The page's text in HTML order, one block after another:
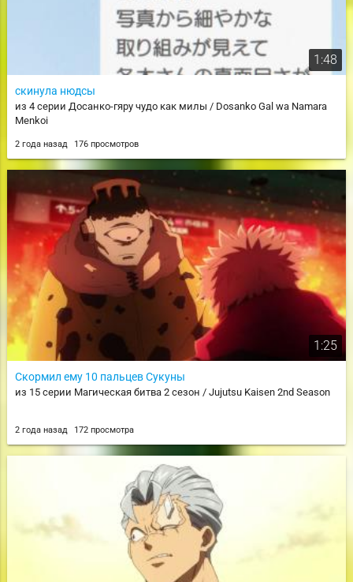
1:48
скинула нюдсы
из 4 серии Досанко-гяру чудо как милы / Dosanko Gal wa Namara
Menkoi
2 года назад 176 просмотров
1:25
Скормил ему 10 пальцев Сукуны
из 15 серии Магическая битва 2 сезон / Jujutsu Kaisen 2nd Season
2 года назад 172 просмотра